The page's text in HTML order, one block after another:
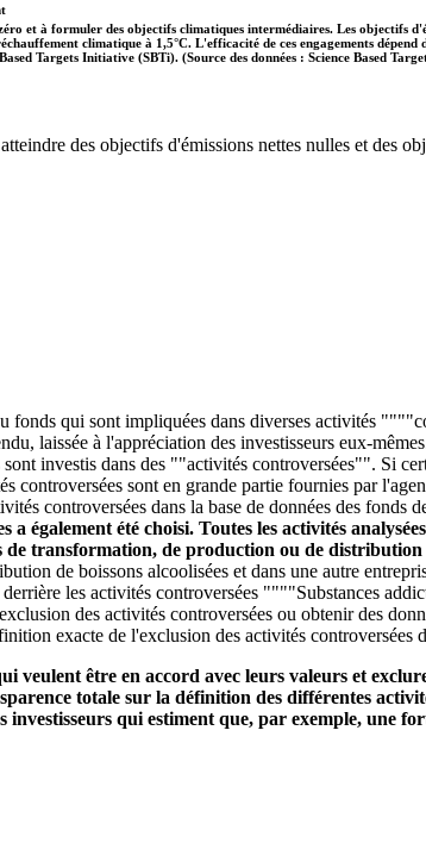
et à formuler des objectifs climatiques intermédiaires. Les objectifs
climatique à 1,5°C. L'efficacité de ces engagements
Targets Initiative (SBTi). (Source des données : Science Based
des objectifs d'émissions nettes nulles et des
fonds qui sont impliquées dans diverses activités
laissée à l'appréciation des investisseurs eux-
investis dans des ""activités controversées"". Si
controversées sont en grande partie fournies par
controversées dans la base de données des fonds
a également été choisi. Toutes les activités
de transformation, de production ou de
de boissons alcoolisées et dans une autre
derrière les activités controversées """"Substances
des activités controversées ou obtenir des
exacte de l'exclusion des activités controversées
veulent être en accord avec leurs valeurs et
totale sur la définition des différentes
qui estiment que, par exemple, une